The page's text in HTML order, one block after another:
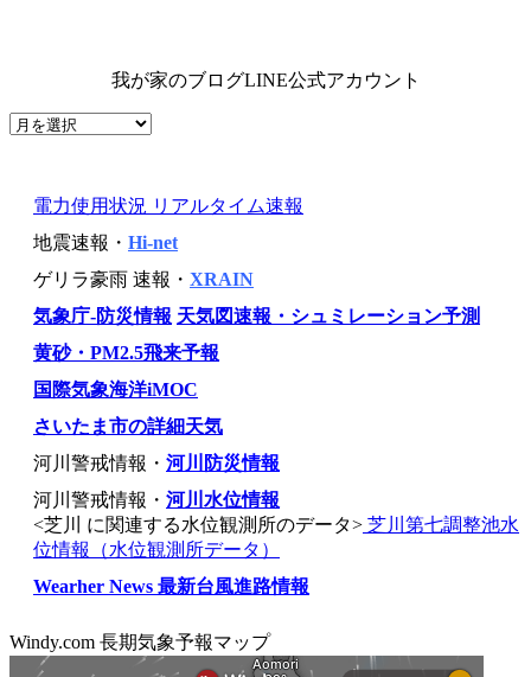
我が家のブログLINE公式アカウント
電力使用状況 リアルタイム速報
地震速報・ Hi-net
ゲリラ豪雨 速報・ XRAIN
気象庁-防災情報 天気図速報・シュミレーション予測
黄砂・PM2.5飛来予報
国際気象海洋iMOC
さいたま市の詳細天気
河川警戒情報・ 河川防災情報
河川警戒情報・ 河川水位情報
<芝川 に関連する水位観測所のデータ> 芝川第七調整池水
位情報（水位観測所データ）
Wearher News 最新台風進路情報
Windy.com 長期気象予報マップ